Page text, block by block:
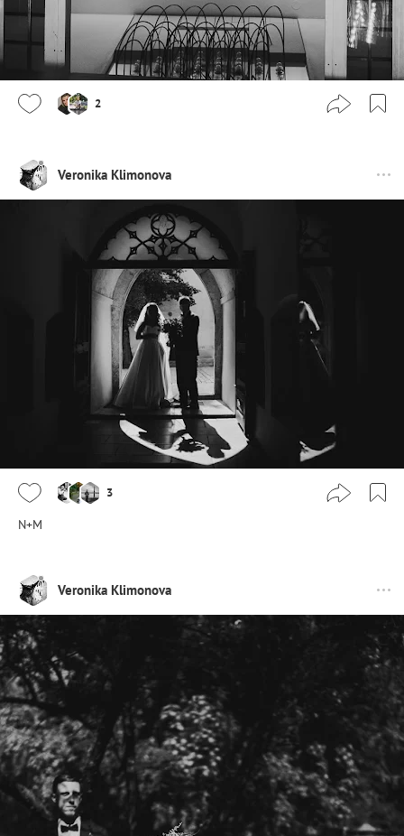
2
Veronika Klimonova
3
N+M
Veronika Klimonova